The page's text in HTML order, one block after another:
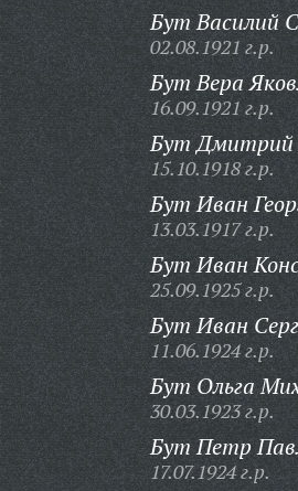
Бут Василий
02.08.1921 г.р.
Бут Вера
16.09.1921 г.р.
Бут Дмитрий
15.10.1918 г.р.
Бут Иван
13.03.1917 г.р.
Бут Иван
25.09.1925 г.р.
Бут Иван
11.06.1924 г.р.
Бут Ольга
30.03.1923 г.р.
Бут Петр
17.07.1924 г.р.